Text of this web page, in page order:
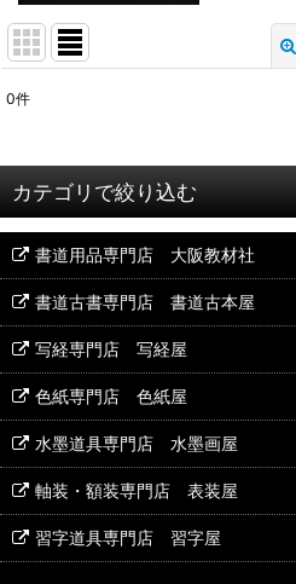
並び順 :
絞り込む
0件
カテゴリで絞り込む
青田石
蘭州白石
書道用品専門店 大阪教材社
書道古書専門店 書道古本屋
写経専門店 写経屋
色紙専門店 色紙屋
水墨道具専門店 水墨画屋
軸装・額装専門店 表装屋
習字道具専門店 習字屋